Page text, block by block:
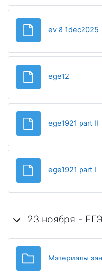
ev 8 1dec2025
ege12
ege1921 part II
ege1921 part I
23 ноября -
Материалы